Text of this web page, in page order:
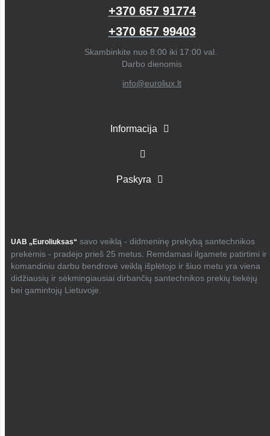
+370 657 91774
+370 657 99403
Skambinkite nuo 8:00 iki 17:00 val.
Darbo dienomis
info@euroliux.lt
Informacija
Paskyra
UAB „Euroliuksas“ savo veiklą - didmeninę prekybą santechnikos
prekėmis - pradėjo prieš 25 metus. Remdamasi ilgamete patirtimi ir
komandiniu darbu bendrovė veiklą išplėtojo ir šiuo metu yra viena
didžiausių ir sėkmingiausiai dirbančių santechnikos prekių tiekėjų
bei gamintojų Lietuvoje.